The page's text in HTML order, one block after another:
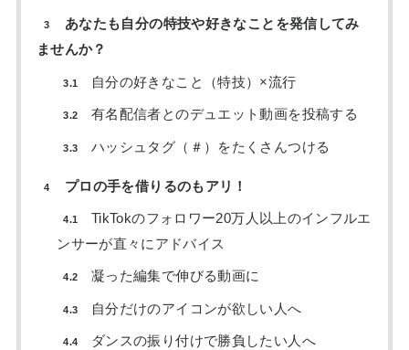
3
あなたも自分の特技や好きなことを発信してみ
ませんか？
3.1 自分の好きなこと（特技）×流行
3.2 有名配信者とのデュエット動画を投稿する
3.3 ハッシュタグ（＃）をたくさんつける
4 プロの手を借りるのもアリ！
4.1
TikTokのフォロワー20万人以上のインフルエ
ンサーが直々にアドバイス
4.2 凝った編集で伸びる動画に
4.3 自分だけのアイコンが欲しい人へ
4.4 ダンスの振り付けで勝負したい人へ